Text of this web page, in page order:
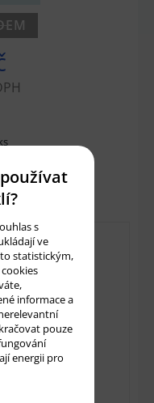
s
ve
statistickým,
informace a
pouze
energii pro